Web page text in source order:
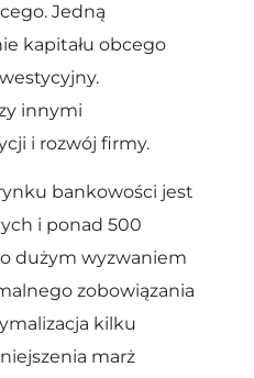
Jedną
kapitału obcego
innymi
i rozwój firmy.
bankowości jest
i ponad 500
dużym wyzwaniem
zobowiązania
kilku
marż